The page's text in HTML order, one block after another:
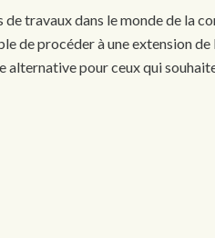
travaux dans le monde de la
de procéder à une extension
alternative pour ceux qui